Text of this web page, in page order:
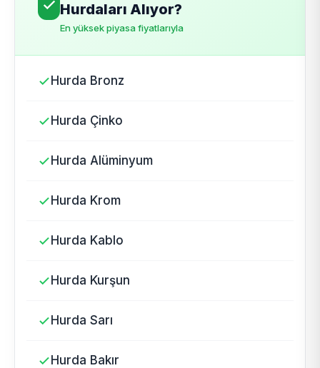
Hurdaları Alıyor?
En yüksek piyasa fiyatlarıyla
Hurda Bronz
Hurda Çinko
Hurda Alüminyum
Hurda Krom
Hurda Kablo
Hurda Kurşun
Hurda Sarı
Hurda Bakır